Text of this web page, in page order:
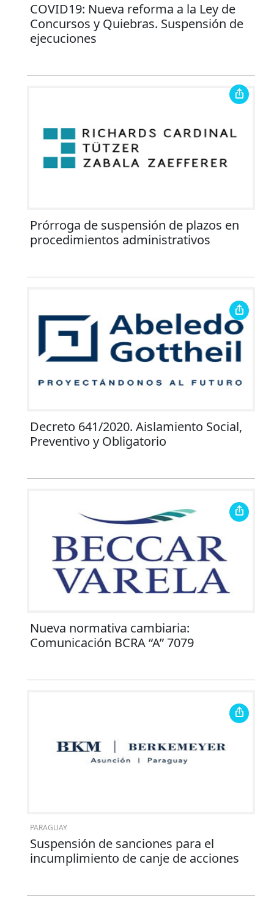
COVID19: Nueva reforma a la Ley de
Concursos y Quiebras. Suspensión de
ejecuciones
Prórroga de suspensión de plazos en
procedimientos administrativos
Decreto 641/2020. Aislamiento Social,
Preventivo y Obligatorio
Nueva normativa cambiaria:
Comunicación BCRA “A” 7079
PARAGUAY
Suspensión de sanciones para el
incumplimiento de canje de acciones